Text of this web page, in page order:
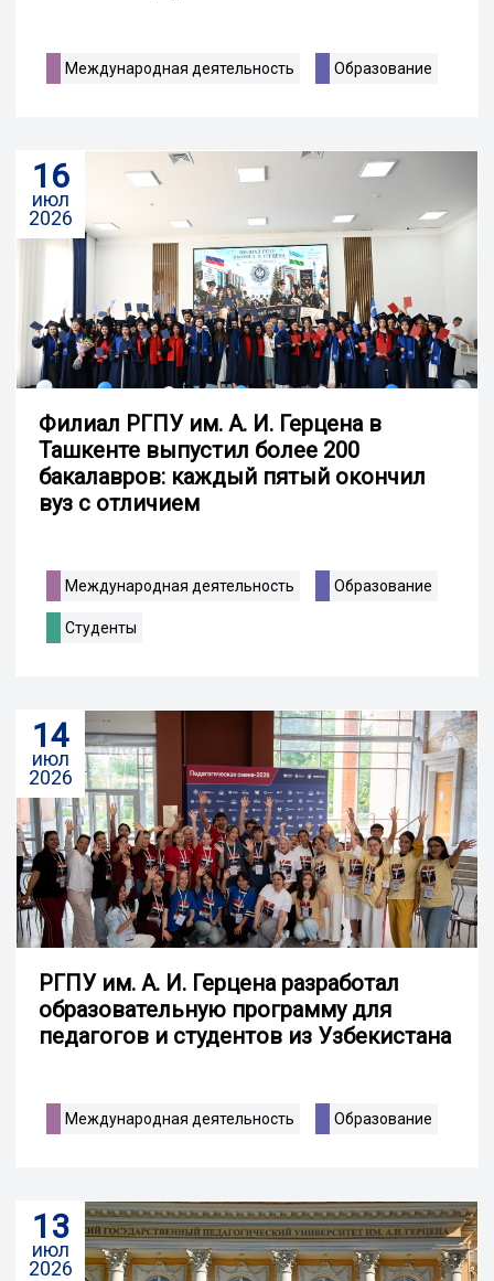
Международная деятельность Образование
16
июл
2026
Филиал РГПУ им. А. И. Герцена в
Ташкенте выпустил более 200
бакалавров: каждый пятый окончил
вуз с отличием
Международная деятельность Образование
Студенты
14
июл
2026
РГПУ им. А. И. Герцена разработал
образовательную программу для
педагогов и студентов из Узбекистана
Международная деятельность Образование
13
июл
2026